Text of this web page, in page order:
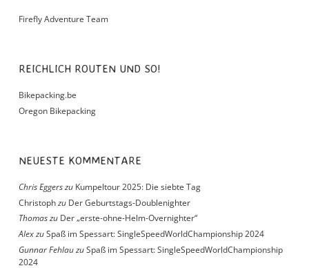
Firefly Adventure Team
REICHLICH ROUTEN UND SO!
Bikepacking.be
Oregon Bikepacking
NEUESTE KOMMENTARE
Chris Eggerszu Kumpeltour 2025: Die siebte Tag
Christophzu Der Geburtstags-Doublenighter
Thomaszu Der „erste-ohne-Helm-Overnighter“
AlexzuSpaß im Spessart: SingleSpeedWorldChampionship 2024
Gunnar FehlauzuSpaß im Spessart: SingleSpeedWorldChampionship
2024